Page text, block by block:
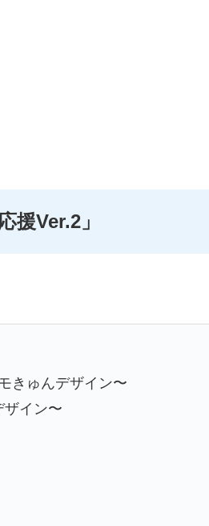
援Ver.2」
きゅんデザイン〜
イン〜